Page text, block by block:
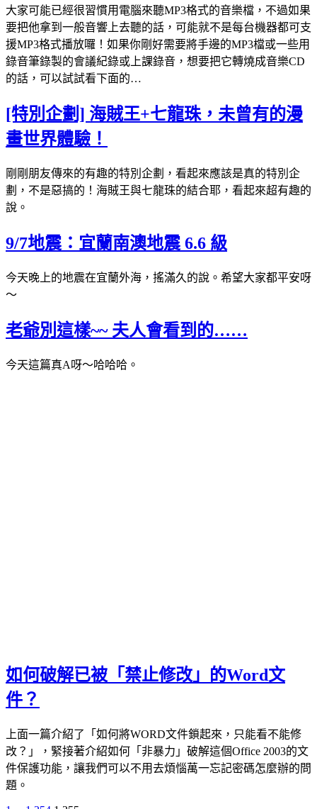
大家可能已經很習慣用電腦來聽MP3格式的音樂檔，不過如果
要把他拿到一般音響上去聽的話，可能就不是每台機器都可支
援MP3格式播放囉！如果你剛好需要將手邊的MP3檔或一些用
錄音筆錄製的會議紀錄或上課錄音，想要把它轉燒成音樂CD
的話，可以試試看下面的…
[特別企劃] 海賊王+七龍珠，未曾有的漫
畫世界體驗！
剛剛朋友傳來的有趣的特別企劃，看起來應該是真的特別企
劃，不是惡搞的！海賊王與七龍珠的結合耶，看起來超有趣的
說。
9/7地震：宜蘭南澳地震 6.6 級
今天晚上的地震在宜蘭外海，搖滿久的說。希望大家都平安呀
～
老爺別這樣~~ 夫人會看到的……
今天這篇真A呀～哈哈哈。
如何破解已被「禁止修改」的Word文
件？
上面一篇介紹了「如何將WORD文件鎖起來，只能看不能修
改？」，緊接著介紹如何「非暴力」破解這個Office 2003的文
件保護功能，讓我們可以不用去煩惱萬一忘記密碼怎麼辦的問
題。